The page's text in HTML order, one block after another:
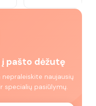
pašto dėžutę
naujausių
specialių pasiūlymų.